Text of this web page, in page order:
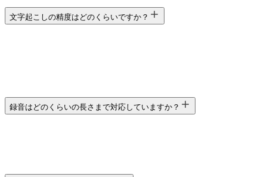
文字起こしの精度はどのくらいですか？
録音はどのくらいの長さまで対応していますか？